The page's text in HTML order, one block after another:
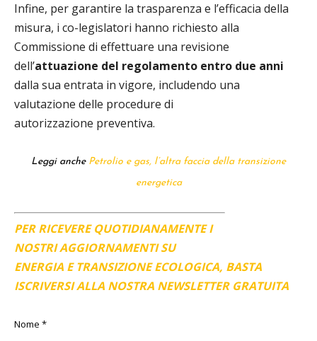
Infine, per garantire la trasparenza e l’efficacia della
misura, i co-legislatori hanno richiesto alla
Commissione di effettuare una revisione
dell’attuazione del regolamento entro due anni
dalla sua entrata in vigore, includendo una
valutazione delle procedure di
autorizzazione preventiva.
Leggi anche Petrolio e gas, l’altra faccia della transizione
energetica
PER RICEVERE QUOTIDIANAMENTE I
NOSTRI AGGIORNAMENTI SU
ENERGIA E TRANSIZIONE ECOLOGICA, BASTA
ISCRIVERSI ALLA NOSTRA NEWSLETTER GRATUITA
Nome *